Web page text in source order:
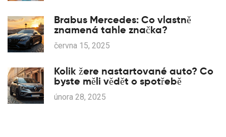
Brabus Mercedes: Co vlastně
znamená tahle značka?
června 15, 2025
Kolik žere nastartované auto? Co
byste měli vědět o spotřebě
února 28, 2025